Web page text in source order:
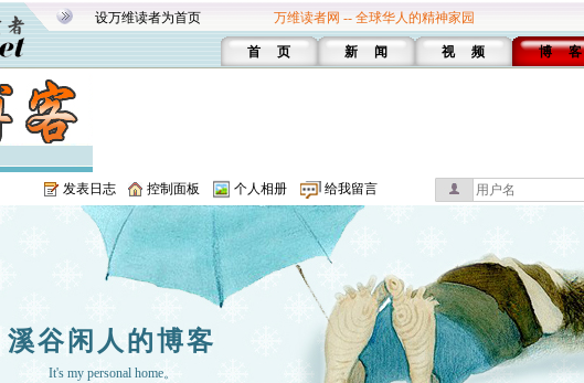
设万维读者为首页 万维读者网 -- 全球华人的精神家园
首 页 新 闻 视 频 博 客
发表日志 控制面板 个人相册 给我留言
溪谷闲人的博客
It's my personal home。